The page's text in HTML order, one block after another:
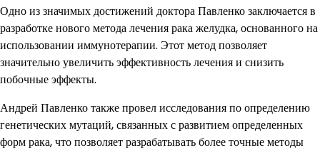
Одно из значимых достижений доктора Павленко заключается в
разработке нового метода лечения рака желудка, основанного на
использовании иммунотерапии. Этот метод позволяет
значительно увеличить эффективность лечения и снизить
побочные эффекты.
Андрей Павленко также провел исследования по определению
генетических мутаций, связанных с развитием определенных
форм рака, что позволяет разрабатывать более точные методы